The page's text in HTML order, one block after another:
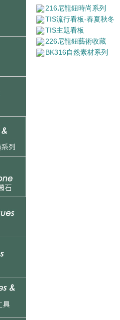
216尼龍鈕時尚系列
TIS流行看板-春夏秋冬
TIS主題看板
226尼龍鈕藝術收藏
BK316自然素材系列